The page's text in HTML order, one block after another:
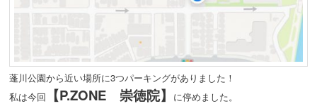
蓬川公園から近い場所に3つパーキングがありました！
私は今回
【P.ZONE 崇徳院】 に停めました。